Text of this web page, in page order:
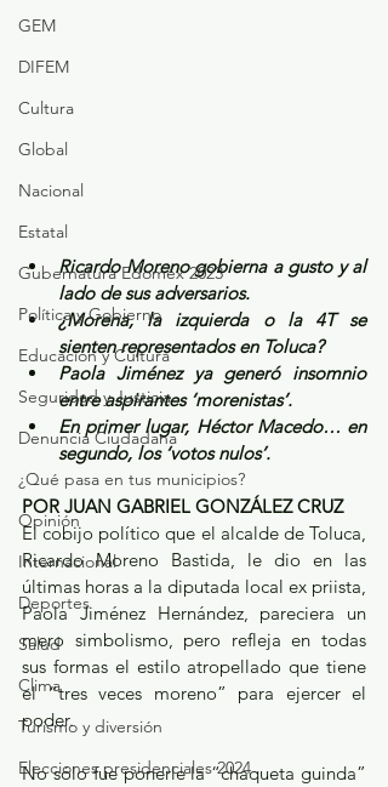
GEM
DIFEM
Cultura
Global
Nacional
Estatal
Gubernatura Edoméx 2023
Política y Gobierno
Educación y Cultura
Seguridad y Justicia
Denuncia Ciudadana
¿Qué pasa en tus municipios?
Opinión
Internacional
Deportes
Salud
Clima
Turismo y diversión
Elecciones presidenciales 2024
Ricardo Moreno gobierna a gusto y al
lado de sus adversarios.
¿Morena, la izquierda o la 4T se
sienten representados en Toluca?
Paola Jiménez ya generó insomnio
entre aspirantes ‘morenistas’.
En primer lugar, Héctor Macedo… en
segundo, los ‘votos nulos’.
POR JUAN GABRIEL GONZÁLEZ CRUZ
El cobijo político que el alcalde de Toluca,
Ricardo Moreno Bastida, le dio en las
últimas horas a la diputada local ex priista,
Paola Jiménez Hernández, pareciera un
mero simbolismo, pero refleja en todas
sus formas el estilo atropellado que tiene
el “tres veces moreno” para ejercer el
poder.
No sólo fue ponerle la “chaqueta guinda”